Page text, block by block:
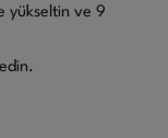
yükseltin ve 9